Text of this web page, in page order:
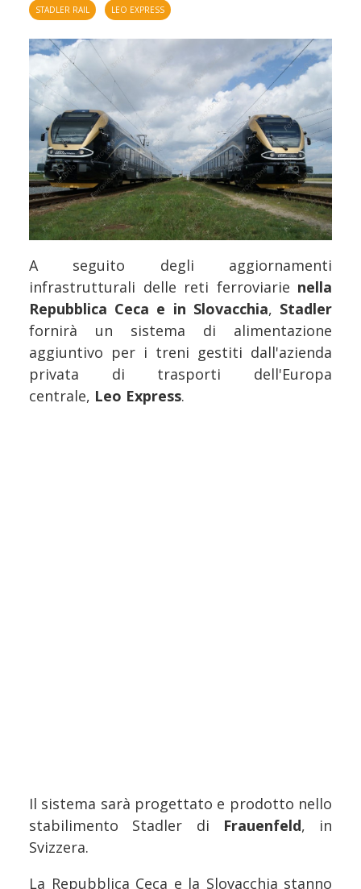
STADLER RAIL LEO EXPRESS
A seguito degli aggiornamenti
infrastrutturali delle reti ferroviarie nella
Repubblica Ceca e in Slovacchia, Stadler
fornirà un sistema di alimentazione
aggiuntivo per i treni gestiti dall'azienda
privata di trasporti dell'Europa
centrale, Leo Express.
Il sistema sarà progettato e prodotto nello
stabilimento Stadler di Frauenfeld, in
Svizzera.
La Repubblica Ceca e la Slovacchia stanno